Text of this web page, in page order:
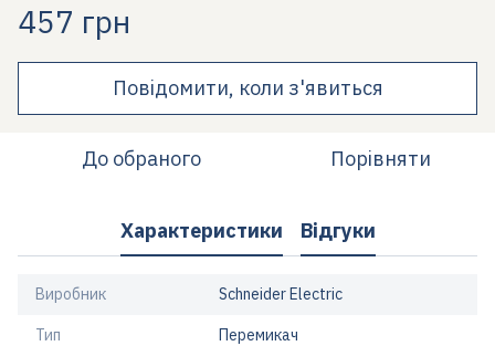
457 грн
Повідомити, коли з'явиться
До обраного Порівняти
Характеристики Відгуки
Виробник Schneider Electric
Тип Перемикач